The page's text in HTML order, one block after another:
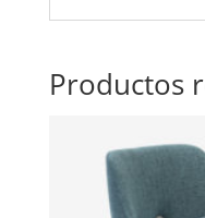
Productos